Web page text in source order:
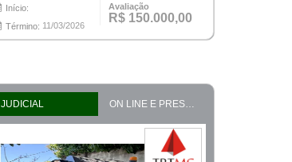
Início:
Término: 11/03/2026
Avaliação
R$ 150.000,00
JUDICIAL ON LINE E PRESENCIAL